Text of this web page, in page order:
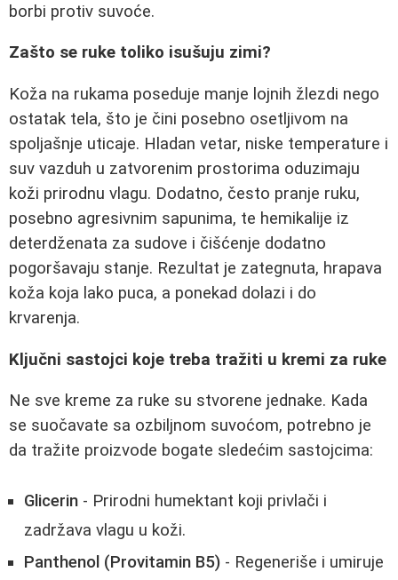
borbi protiv suvoće.
Zašto se ruke toliko isušuju zimi?
Koža na rukama poseduje manje lojnih žlezdi nego
ostatak tela, što je čini posebno osetljivom na
spoljašnje uticaje. Hladan vetar, niske temperature i
suv vazduh u zatvorenim prostorima oduzimaju
koži prirodnu vlagu. Dodatno, često pranje ruku,
posebno agresivnim sapunima, te hemikalije iz
deterdženata za sudove i čišćenje dodatno
pogoršavaju stanje. Rezultat je zategnuta, hrapava
koža koja lako puca, a ponekad dolazi i do
krvarenja.
Ključni sastojci koje treba tražiti u kremi za ruke
Ne sve kreme za ruke su stvorene jednake. Kada
se suočavate sa ozbiljnom suvoćom, potrebno je
da tražite proizvode bogate sledećim sastojcima:
Glicerin - Prirodni humektant koji privlači i
zadržava vlagu u koži.
Panthenol (Provitamin B5) - Regeneriše i umiruje